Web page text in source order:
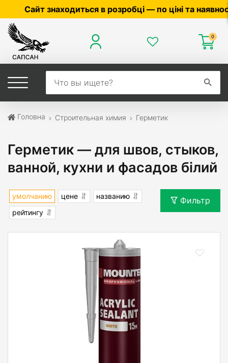
знаходиться в розробці — по ціні та наявності
0
Головна Строительная химия Герметик
Герметик — для швов, стыков,
ванной, кухни и фасадов білий
умолчанию цене
названию
рейтингу
Фильтр